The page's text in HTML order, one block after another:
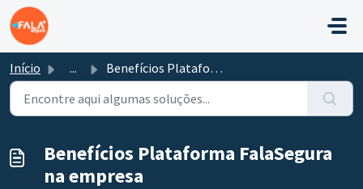
Ir para o conteúdo principal
Início ... Benefícios Plataforma FalaSegura na empresa
Benefícios Plataforma FalaSegura
na empresa